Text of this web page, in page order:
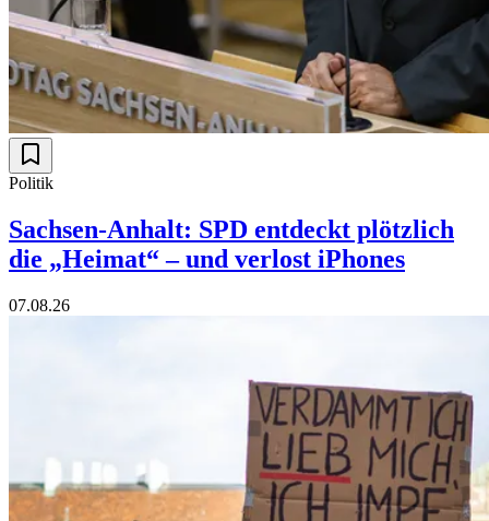
Politik
Sachsen-Anhalt: SPD entdeckt plötzlich
die „Heimat“ – und verlost iPhones
07.08.26